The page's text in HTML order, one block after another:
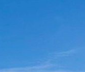
いる方必見!!